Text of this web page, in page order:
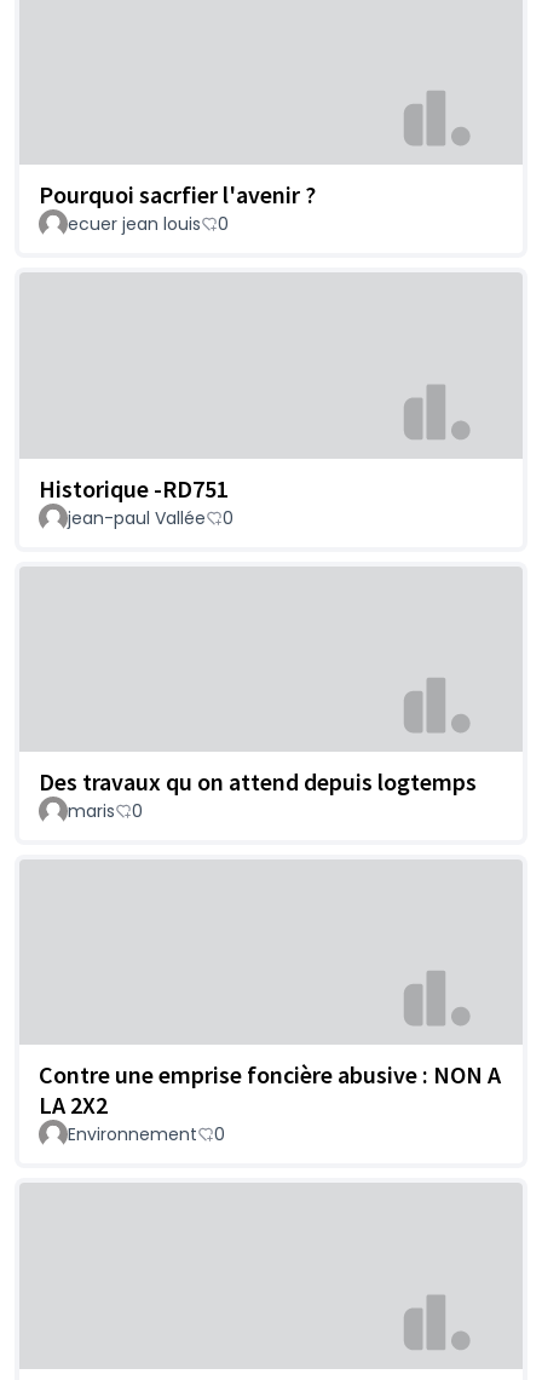
Pourquoi sacrfier l'avenir ?
ecuer jean louis 0
Historique -RD751
jean-paul Vallée 0
Des travaux qu on attend depuis logtemps
maris 0
Contre une emprise foncière abusive : NON A
LA 2X2
Environnement 0